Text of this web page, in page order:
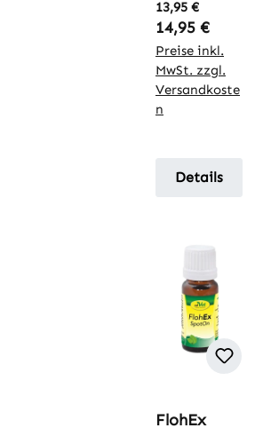
13,95 €
Regulärer Preis:
14,95 €
Preise inkl.
MwSt. zzgl.
Versandkoste
n
Details
FlohEx